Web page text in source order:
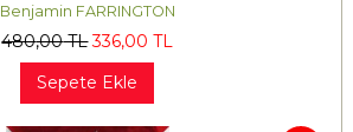
Benjamin FARRINGTON
480,00TL 336,00 TL
Sepete Ekle